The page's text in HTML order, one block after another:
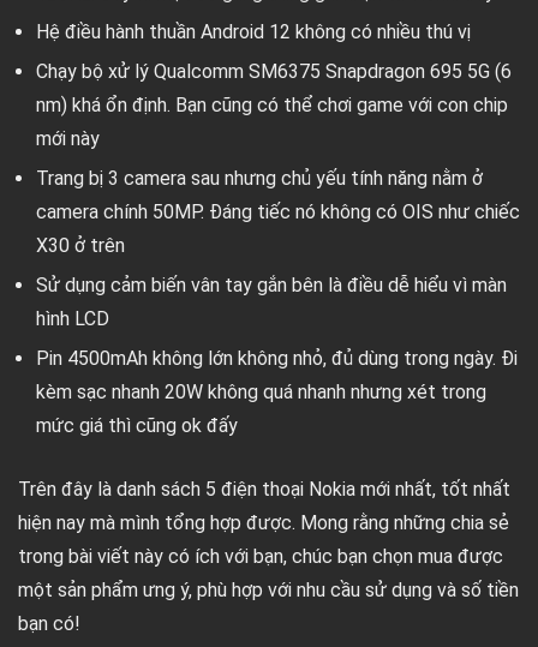
Hệ điều hành thuần Android 12 không có nhiều thú vị
Chạy bộ xử lý Qualcomm SM6375 Snapdragon 695 5G (6
nm) khá ổn định. Bạn cũng có thể chơi game với con chip
mới này
Trang bị 3 camera sau nhưng chủ yếu tính năng nằm ở
camera chính 50MP. Đáng tiếc nó không có OIS như chiếc
X30 ở trên
Sử dụng cảm biến vân tay gắn bên là điều dễ hiểu vì màn
hình LCD
Pin 4500mAh không lớn không nhỏ, đủ dùng trong ngày. Đi
kèm sạc nhanh 20W không quá nhanh nhưng xét trong
mức giá thì cũng ok đấy
Trên đây là danh sách 5 điện thoại Nokia mới nhất, tốt nhất
hiện nay mà mình tổng hợp được. Mong rằng những chia sẻ
trong bài viết này có ích với bạn, chúc bạn chọn mua được
một sản phẩm ưng ý, phù hợp với nhu cầu sử dụng và số tiền
bạn có!